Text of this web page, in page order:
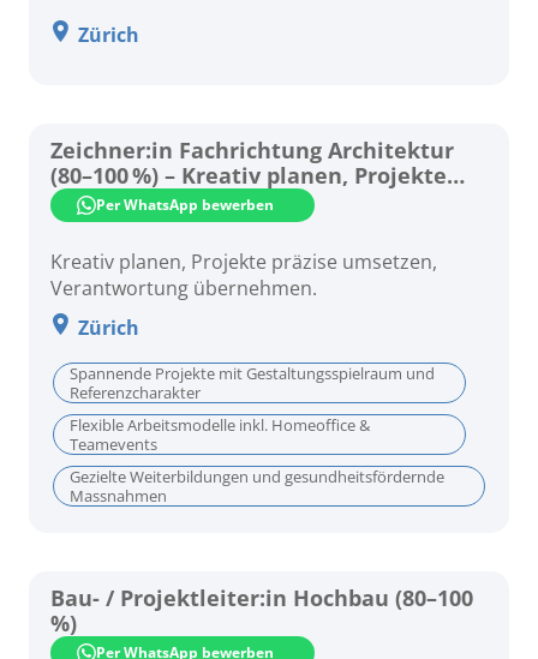
Zürich
Zeichner:in Fachrichtung Architektur
(80–100 %) – Kreativ planen, Projekte
umsetzen
Per WhatsApp bewerben
Kreativ planen, Projekte präzise umsetzen,
Verantwortung übernehmen.
Zürich
Spannende Projekte mit Gestaltungsspielraum und
Referenzcharakter
Flexible Arbeitsmodelle inkl. Homeoffice &
Teamevents
Gezielte Weiterbildungen und gesundheitsfördernde
Massnahmen
Bau- / Projektleiter:in Hochbau (80–100
%)
Per WhatsApp bewerben